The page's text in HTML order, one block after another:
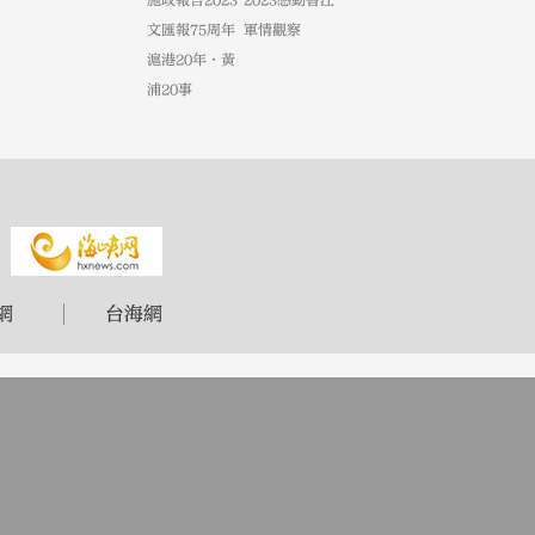
文匯報75周年 軍情觀察
滬港20年·黃
浦20事
台海網